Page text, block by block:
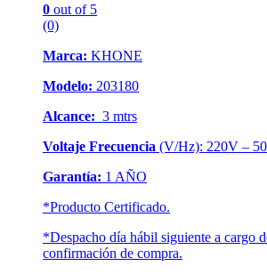
0 out of 5
(0)
Marca: KHONE
Modelo: 203180
Alcance: 3 mtrs
Voltaje Frecuencia (V/Hz): 220V –
Garantía: 1 AÑO
*Producto Certificado.
*Despacho día hábil siguiente a cargo
confirmación de compra.